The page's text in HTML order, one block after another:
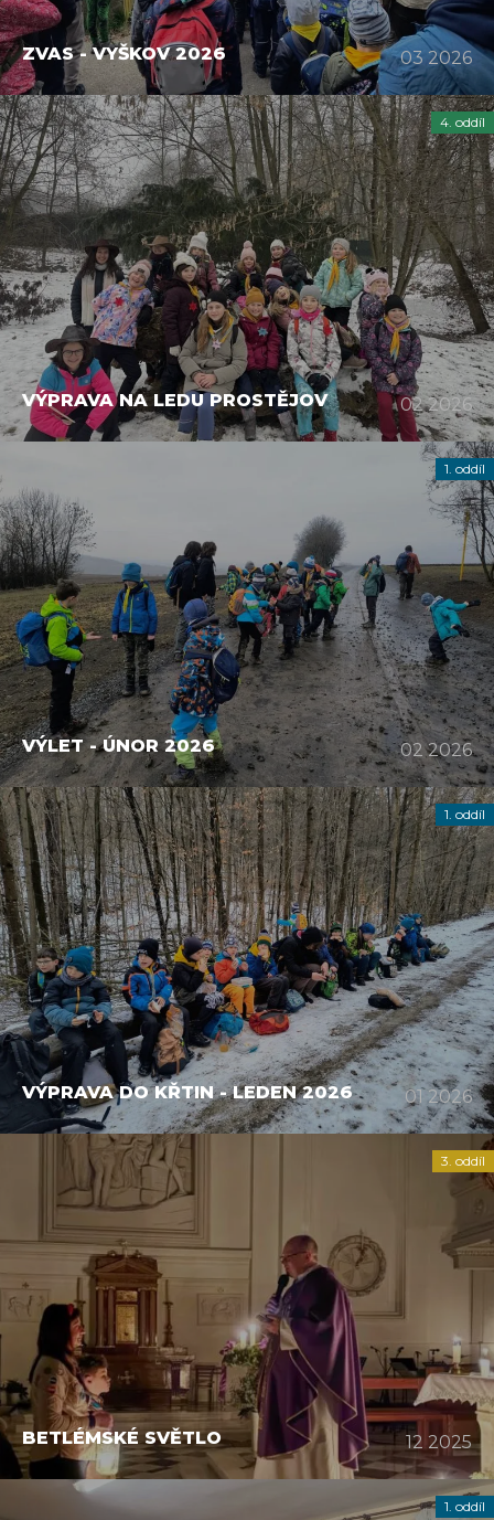
ZVAS - VYŠKOV 2026 03 2026
4. oddíl
VÝPRAVA NA LEDU PROSTĚJOV 02 2026
1. oddíl
VÝLET - ÚNOR 2026 02 2026
1. oddíl
VÝPRAVA DO KŘTIN - LEDEN 2026 01 2026
3. oddíl
BETLÉMSKÉ SVĚTLO 12 2025
1. oddíl